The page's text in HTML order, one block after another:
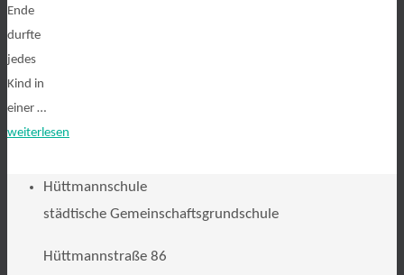
Ende
durfte
jedes
Kind in
einer …
weiterlesen
Hüttmannschule
städtische Gemeinschaftsgrundschule
Hüttmannstraße 86